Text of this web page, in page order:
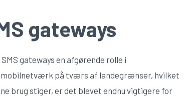
gateways
gateways en afgørende rolle i
mobilnetværk på tværs af landegrænser, hvilket
brug stiger, er det blevet endnu vigtigere for